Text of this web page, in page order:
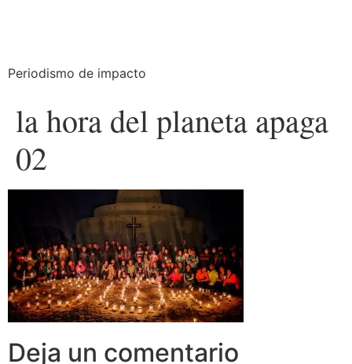
Periodismo de impacto
la hora del planeta apaga
02
Deja un comentario